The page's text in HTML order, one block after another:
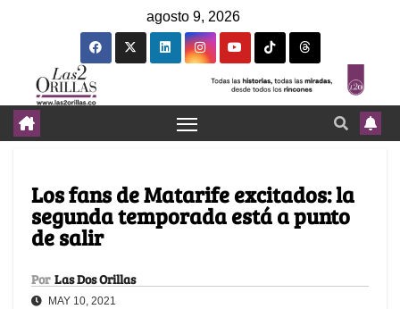
agosto 9, 2026
Los fans de Matarife excitados: la
segunda temporada está a punto
de salir
Por Las Dos Orillas
MAY 10, 2021